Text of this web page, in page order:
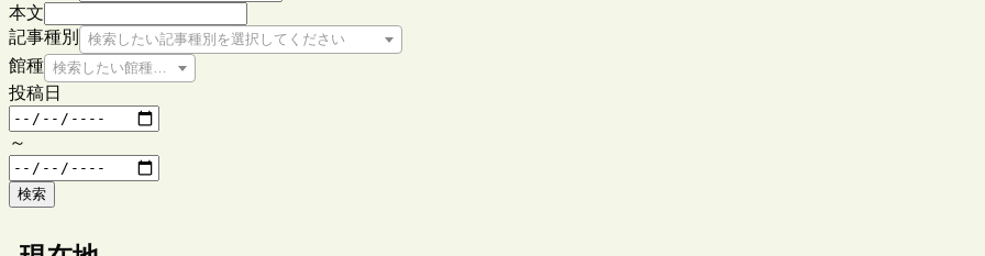
本文
記事種別
検索したい記事種別を選択してください
館種 検索したい館種を選択してください
投稿日
～
検索